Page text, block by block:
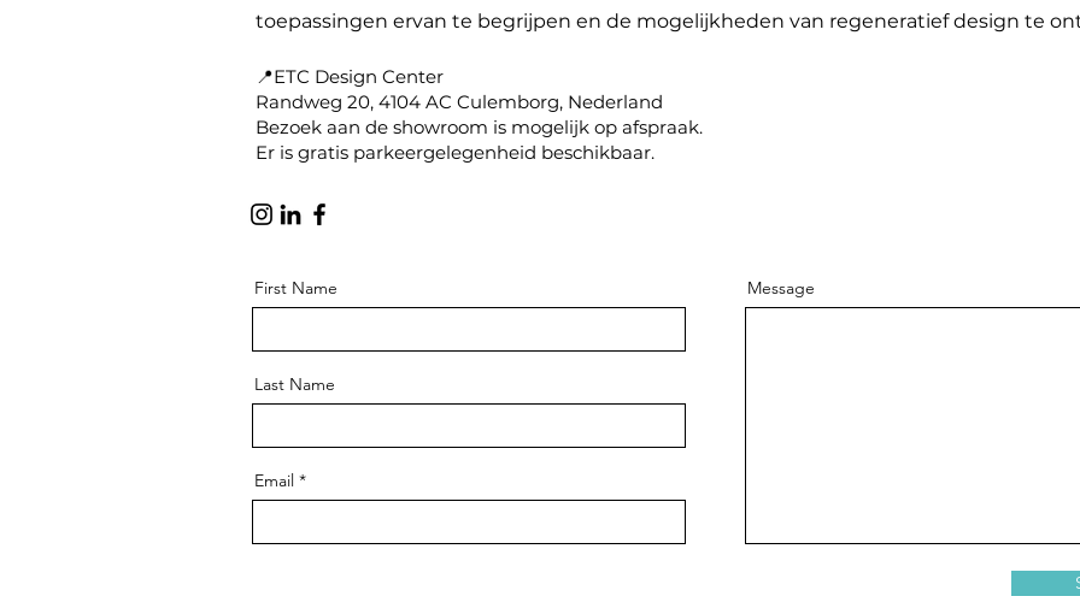
toepassingen ervan te begrijpen en de mogelijkheden van regeneratief design te
📍ETC Design Center
Randweg 20, 4104 AC Culemborg, Nederland
Bezoek aan de showroom is mogelijk op afspraak.
Er is gratis parkeergelegenheid beschikbaar.
First Name
Last Name
Email
Message